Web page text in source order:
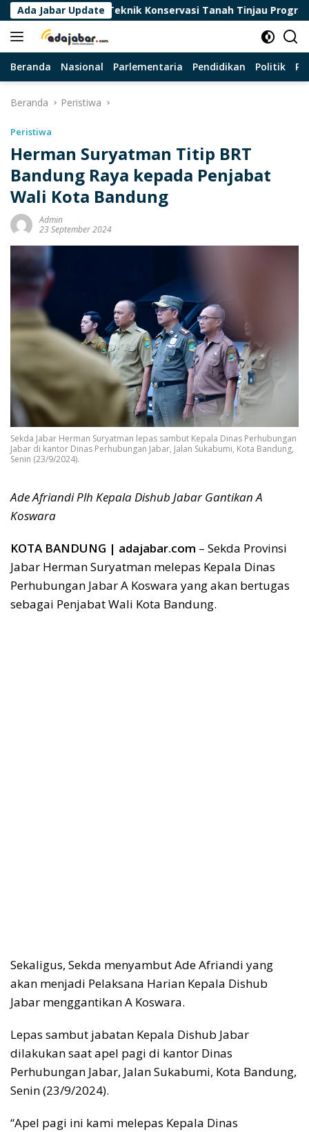
Langsung
ke
konten
Ada Jabar Update
Teknik Konservasi Tanah Tinjau Program KTA dan
Beranda Nasional Parlementaria Pendidikan Politik
Beranda Peristiwa
Peristiwa
Herman Suryatman Titip BRT
Bandung Raya kepada Penjabat
Wali Kota Bandung
Admin
23 September 2024
Sekda Jabar Herman Suryatman lepas sambut Kepala Dinas Perhubungan
Jabar di kantor Dinas Perhubungan Jabar, Jalan Sukabumi, Kota Bandung,
Senin (23/9/2024).
Ade Afriandi Plh Kepala Dishub Jabar Gantikan A
Koswara
KOTA BANDUNG | adajabar.com – Sekda Provinsi
Jabar Herman Suryatman melepas Kepala Dinas
Perhubungan Jabar A Koswara yang akan bertugas
sebagai Penjabat Wali Kota Bandung.
Sekaligus, Sekda menyambut Ade Afriandi yang
akan menjadi Pelaksana Harian Kepala Dishub
Jabar menggantikan A Koswara.
Lepas sambut jabatan Kepala Dishub Jabar
dilakukan saat apel pagi di kantor Dinas
Perhubungan Jabar, Jalan Sukabumi, Kota Bandung,
Senin (23/9/2024).
“Apel pagi ini kami melepas Kepala Dinas